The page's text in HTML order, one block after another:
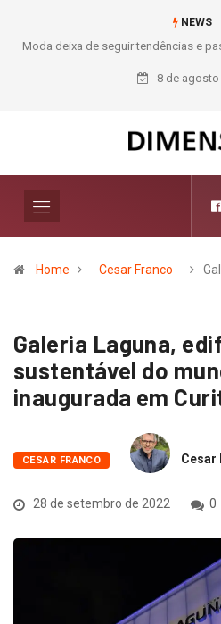
NEWS
Moda deixa de seguir tendências e
aposta na curadoria
8 de agosto
Home Cesar Franco
Galeria Laguna,
sustentável do
inaugurada em
CESAR FRANCO Cesar
28 de setembro de 2022 0